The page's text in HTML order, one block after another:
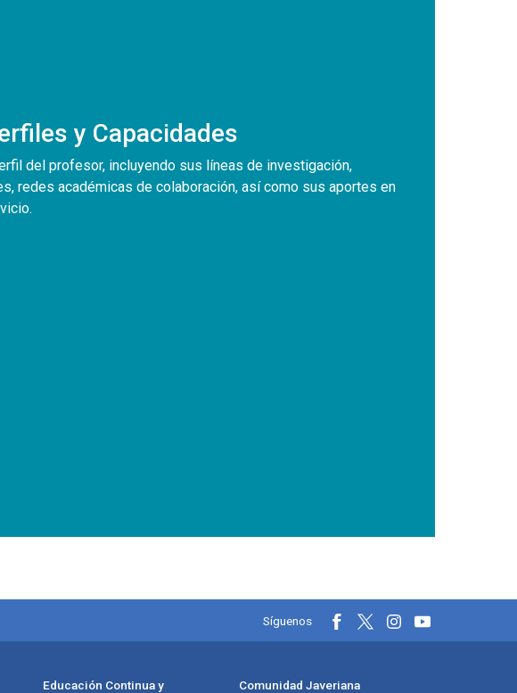
y Capacidades
del profesor, incluyendo sus líneas de investigación,
redes académicas de colaboración, así como sus aportes en
Información y redes
Síguenos
Educación Continua y
Comunidad Javeriana